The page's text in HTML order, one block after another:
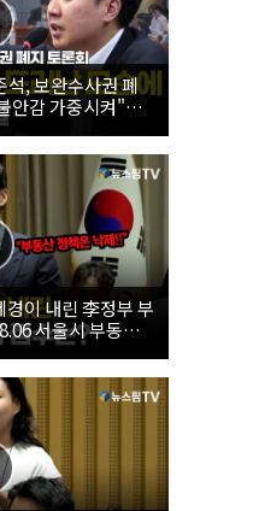
, 보완수사권 폐
안감 가중시켜"｜
권 폐지 토론회
이 내린 李정부 부
서울시 부동산